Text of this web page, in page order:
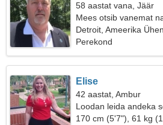
58 aastat vana, Jäär
Mees otsib vanemat
Detroit, Ameerika
Perekond
Elise
42 aastat, Ambur
Loodan leida andeka
170 cm (5'7"), 61 kg